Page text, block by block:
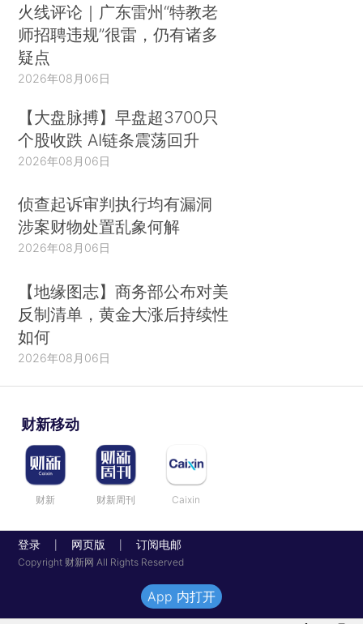
火线评论｜广东雷州“特教老
师招聘违规”很雷，仍有诸多
疑点
2026年08月06日
【大盘脉搏】早盘超3700只
个股收跌 AI链条震荡回升
2026年08月06日
侦查起诉审判执行均有漏洞
涉案财物处置乱象何解
2026年08月06日
【地缘图志】商务部公布对美
反制清单，黄金大涨后持续性
如何
2026年08月06日
财新移动
财新 财新周刊 Caixin
登录 网页版 订阅电邮
Copyright 财新网 All Rights Reserved
App 内打开